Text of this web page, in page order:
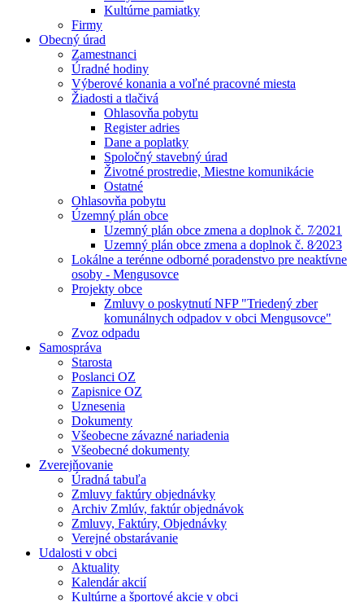
Kultúrne pamiatky
Firmy
Obecný úrad
Zamestnanci
Úradné hodiny
Výberové konania a voľné pracovné miesta
Žiadosti a tlačivá
Ohlasovňa pobytu
Register adries
Dane a poplatky
Spoločný stavebný úrad
Životné prostredie, Miestne komunikácie
Ostatné
Ohlasovňa pobytu
Územný plán obce
Uzemný plán obce zmena a doplnok č. 7⁄2021
Uzemný plán obce zmena a doplnok č. 8⁄2023
Lokálne a terénne odborné poradenstvo pre neaktívne
osoby - Mengusovce
Projekty obce
Zmluvy o poskytnutí NFP "Triedený zber
komunálnych odpadov v obci Mengusovce"
Zvoz odpadu
Samospráva
Starosta
Poslanci OZ
Zapisnice OZ
Uznesenia
Dokumenty
Všeobecne závazné nariadenia
Všeobecné dokumenty
Zverejňovanie
Úradná tabuľa
Zmluvy faktúry objednávky
Archiv Zmlúv, faktúr objednávok
Zmluvy, Faktúry, Objednávky
Verejné obstarávanie
Udalosti v obci
Aktuality
Kalendár akcií
Kultúrne a športové akcie v obci